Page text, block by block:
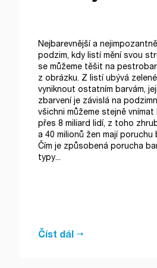
Nejbarevnější a
podzim, kdy listí mění svou
se můžeme těšit na
z obrázku. Z listí ubývá
vyniknout ostatním barvám,
zbarvení je závislá na
všichni můžeme stejně
přes 8 miliard lidí, z toho
a 40 milionů žen mají poruchu
Čím je způsobená porucha
typy...
Číst dál